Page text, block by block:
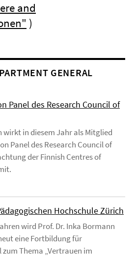
and
)
GENERAL
Panel des Research Council of
wirkt in diesem Jahr als Mitglied
Panel des Research Council of
der Finnish Centres of
Hochschule Zürich
wird Prof. Dr. Inka Bormann
eine Fortbildung für
Thema „Vertrauen im